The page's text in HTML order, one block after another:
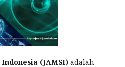
(JAMSI) adalah